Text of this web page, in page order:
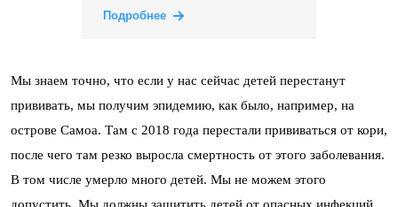
Подробнее
Мы знаем точно, что если у нас сейчас детей перестанут
прививать, мы получим эпидемию, как было, например, на
острове Самоа. Там с 2018 года перестали прививаться от кори,
после чего там резко выросла смертность от этого заболевания.
В том числе умерло много детей. Мы не можем этого